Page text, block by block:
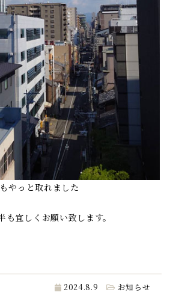
やっと取れました
宜しくお願い致します。
2024.8.9 お知らせ